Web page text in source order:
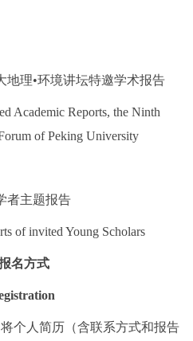
地理•环境讲坛特邀学术报告
Academic Reports, the Ninth
of Peking University
者主题报告
of invited Young Scholars
名方式
将个人简历（含联系方式和报告